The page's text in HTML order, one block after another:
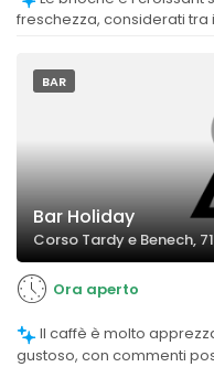
freschezza, considerati tra
BAR
Bar Holiday
Corso Tardy e Benech,
Ora aperto
gustoso, con commenti